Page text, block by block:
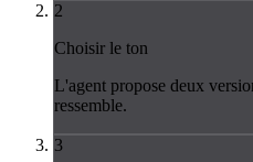
2
Choisir le ton
L'agent propose deux
ressemble.
3